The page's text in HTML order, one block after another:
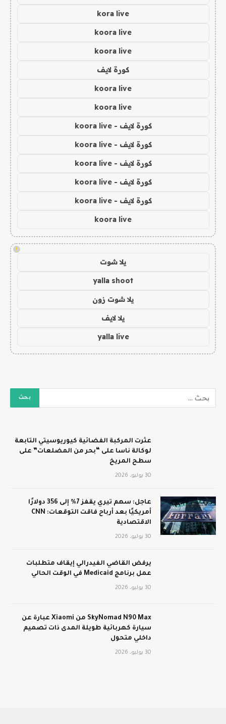
kora live
koora live
koora live
كورة لايف
koora live
koora live
كورة لايف - koora live
كورة لايف - koora live
كورة لايف - koora live
كورة لايف - koora live
كورة لايف - koora live
koora live
!
يلا شوت
yalla shoot
يلا شوت زون
يلا لايف
yalla live
عثرت المركبة الفضائية كيوريوسيتي التابعة
لوكالة ناسا على “بحر من المضلعات” على
سطح المريخ
30 يوليو، 2026
عاجل: سهم تيري يقفز 7% إلى 356 دولارًا
أمريكيًا بعد أرباح فاقت التوقعات: CNN
الاقتصادية
30 يوليو، 2026
يرفض القاضي الفيدرالي إيقاف متطلبات
عمل برنامج Medicaid في الوقت الحالي
30 يوليو، 2026
SkyNomad N90 Max من Xiaomi عبارة عن
سيارة كهربائية طويلة المدى ذات تصميم
داخلي متحول
30 يوليو، 2026